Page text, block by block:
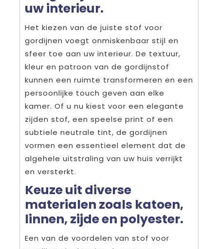
uw interieur.
Het kiezen van de juiste stof voor
gordijnen voegt onmiskenbaar stijl en
sfeer toe aan uw interieur. De textuur,
kleur en patroon van de gordijnstof
kunnen een ruimte transformeren en een
persoonlijke touch geven aan elke
kamer. Of u nu kiest voor een elegante
zijden stof, een speelse print of een
subtiele neutrale tint, de gordijnen
vormen een essentieel element dat de
algehele uitstraling van uw huis verrijkt
en versterkt.
Keuze uit diverse
materialen zoals katoen,
linnen, zijde en polyester.
Een van de voordelen van stof voor